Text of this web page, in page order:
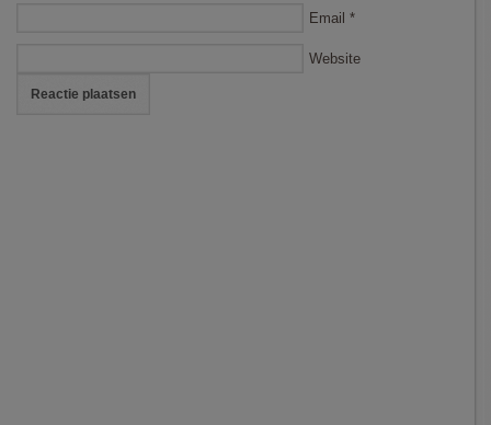
Email *
Website